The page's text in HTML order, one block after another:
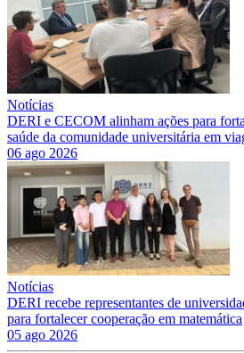
Notícias
DERI e CECOM alinham ações para
saúde da comunidade universitária em
06 ago 2026
Notícias
DERI recebe representantes de
para fortalecer cooperação em matemática
05 ago 2026